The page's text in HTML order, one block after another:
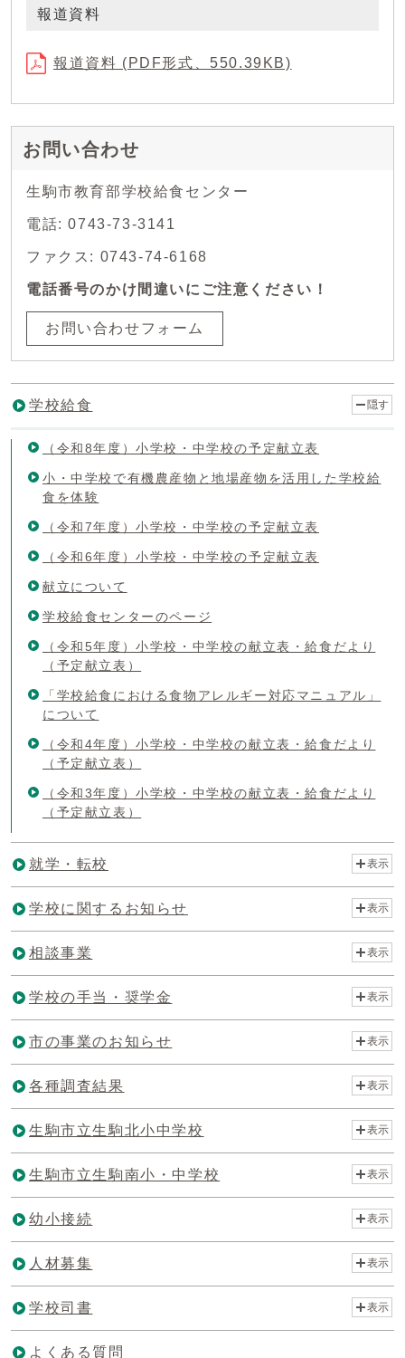
報道資料
報道資料 (PDF形式、550.39KB)
お問い合わせ
生駒市教育部学校給食センター
電話: 0743-73-3141
ファクス: 0743-74-6168
電話番号のかけ間違いにご注意ください！
お問い合わせフォーム
学校給食 隠す
（令和8年度）小学校・中学校の予定献立表
小・中学校で有機農産物と地場産物を活用した学校給
食を体験
（令和7年度）小学校・中学校の予定献立表
（令和6年度）小学校・中学校の予定献立表
献立について
学校給食センターのページ
（令和5年度）小学校・中学校の献立表・給食だより
（予定献立表）
「学校給食における食物アレルギー対応マニュアル」
について
（令和4年度）小学校・中学校の献立表・給食だより
（予定献立表）
（令和3年度）小学校・中学校の献立表・給食だより
（予定献立表）
就学・転校 表示
学校に関するお知らせ 表示
相談事業 表示
学校の手当・奨学金 表示
市の事業のお知らせ 表示
各種調査結果 表示
生駒市立生駒北小中学校 表示
生駒市立生駒南小・中学校 表示
幼小接続 表示
人材募集 表示
学校司書 表示
よくある質問